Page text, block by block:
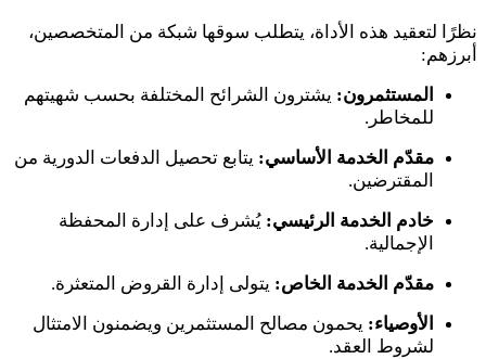
نظرًا لتعقيد هذه الأداة، يتطلب سوقها شبكة من المتخصصين،
أبرزهم:
المستثمرون: يشترون الشرائح المختلفة بحسب شهيتهم
للمخاطر .
مقدّم الخدمة الأساسي: يتابع تحصيل الدفعات الدورية من
المقترضين.
خادم الخدمة الرئيسي: يُشرف على إدارة المحفظة
الإجمالية.
مقدّم الخدمة الخاص: يتولى إدارة القروض المتعثرة.
الأوصياء: يحمون مصالح المستثمرين ويضمنون الامتثال
لشروط العقد.